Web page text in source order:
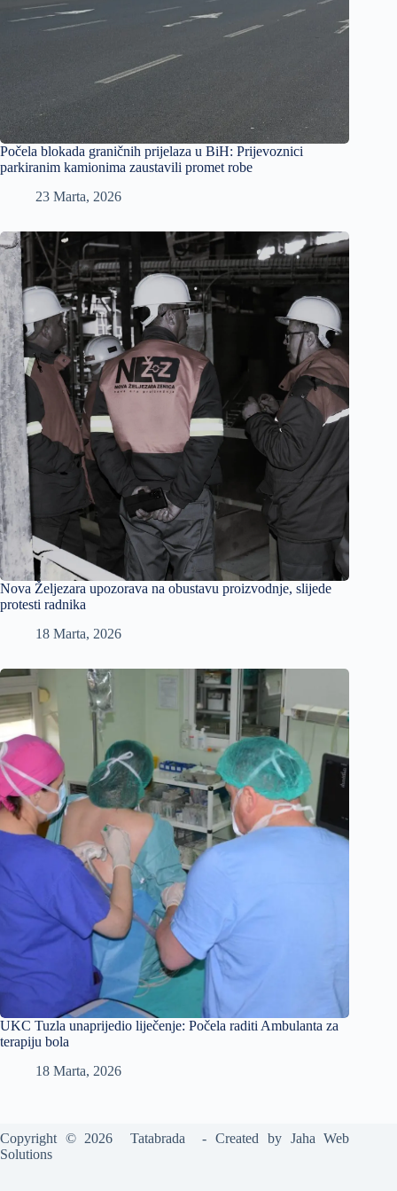
Počela blokada graničnih prijelaza u BiH: Prijevoznici
parkiranim kamionima zaustavili promet robe
23 Marta, 2026
Nova Željezara upozorava na obustavu proizvodnje, slijede
protesti radnika
18 Marta, 2026
UKC Tuzla unaprijedio liječenje: Počela raditi Ambulanta za
terapiju bola
18 Marta, 2026
Copyright © 2026 Tatabrada - Created by Jaha Web
Solutions